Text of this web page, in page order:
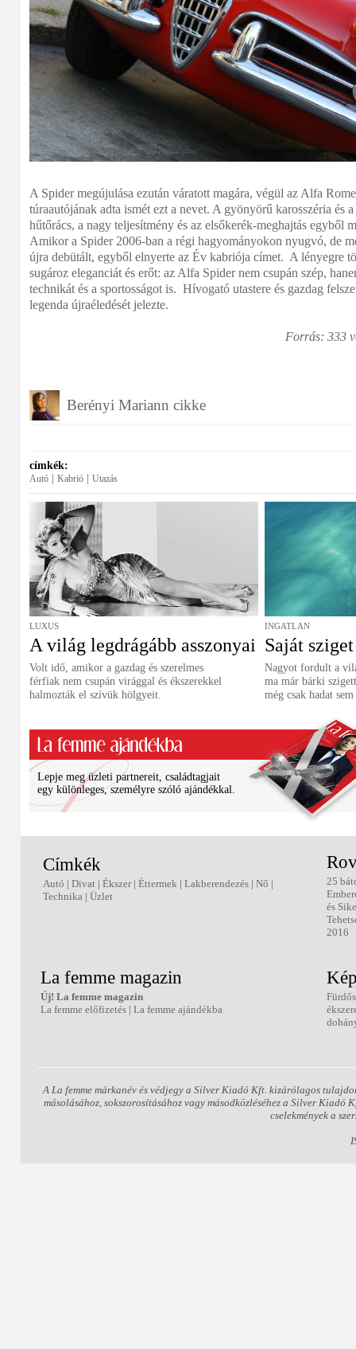
A Spider megújulása ezután váratott magára, végül az Alfa
túraautójának adta ismét ezt a nevet. A gyönyörű karosszéria és
hűtőrács, a nagy teljesítmény és az elsőkerék-meghajtás egyből
Amikor a Spider 2006-ban a régi hagyományokon nyugvó, de
újra debütált, egyből elnyerte az Év kabriója címet. A lényegre
sugároz eleganciát és erőt: az Alfa Spider nem csupán szép,
technikát és a sportosságot is. Hívogató utastere és gazdag
legenda újraéledését jelezte.
Forrás: 333
Berényi Mariann cikke
címkék:
Autó Kabrió Utazás
LUXUS
A világ legdrágább asszonyai
Volt idő, amikor a gazdag és szerelmes
férfiak nem csupán virággal és ékszerekkel
halmozták el szívük hölgyeit.
INGATLAN
Saját
Nagyot fordult a
ma már bárki
még csak hadat
Lepje meg üzleti partnereit, családtagjait
egy különleges, személyre szóló ajándékkal.
Címkék
Autó | Divat | Ékszer| Éttermek | Lakberendezés | Nő |
Technika | Üzlet
25
és
2016
La femme magazin
Új! La femme magazin
La femme előfizetés | La femme ajándékba
A La femme márkanév és védjegy a Silver Kiadó Kft. kizárólagos
másolásához, sokszorosításához vagy másodközléséhez a Silver
cselekmények a